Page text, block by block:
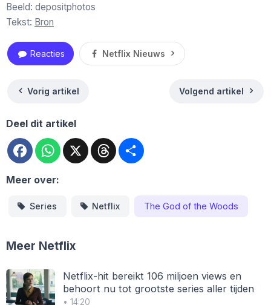
Beeld: depositphotos
Tekst: Bron
Reacties Netflix Nieuws
Vorig artikel Volgend artikel
Deel dit artikel
FacebookWhatsApp
X Threads
Meer over:
Series Netflix The God of the Woods
Meer Netflix
Netflix-hit bereikt 106 miljoen views en
behoort nu tot grootste series aller tijden
• 14:20